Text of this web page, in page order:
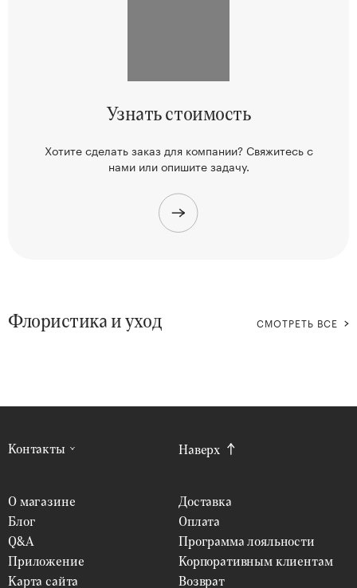
Узнатьстоимость
Хотите сделать заказ для компании? Свяжитесьс
нами или опишите задачу.
Флористика и уход СМОТРЕТЬ ВСЕ
Контакты
О магазине
Блог
Q&A
Приложение
Карта сайта
Доставка
Оплата
Программа лояльности
Корпоративным клиентам
Возврат
Наверх